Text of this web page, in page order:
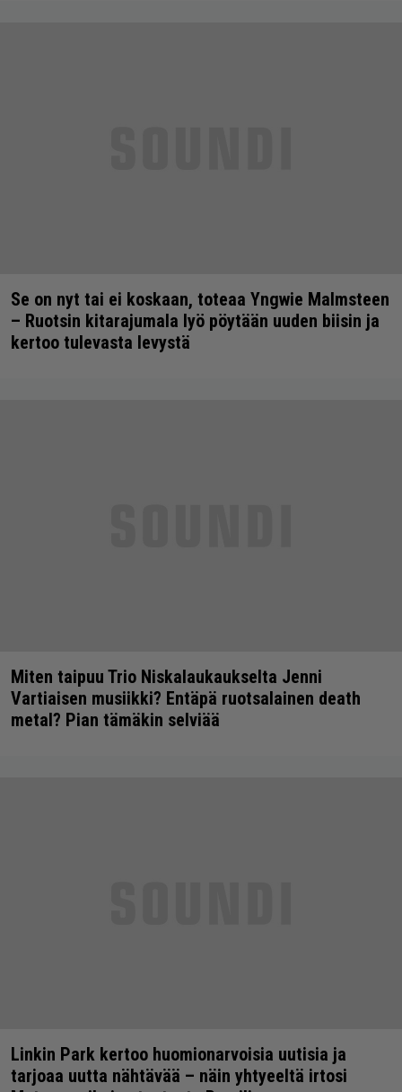
Se on nyt tai ei koskaan, toteaa Yngwie Malmsteen
– Ruotsin kitarajumala lyö pöytään uuden biisin ja
kertoo tulevasta levystä
Miten taipuu Trio Niskalaukaukselta Jenni
Vartiaisen musiikki? Entäpä ruotsalainen death
metal? Pian tämäkin selviää
Linkin Park kertoo huomionarvoisia uutisia ja
tarjoaa uutta nähtävää – näin yhtyeeltä irtosi